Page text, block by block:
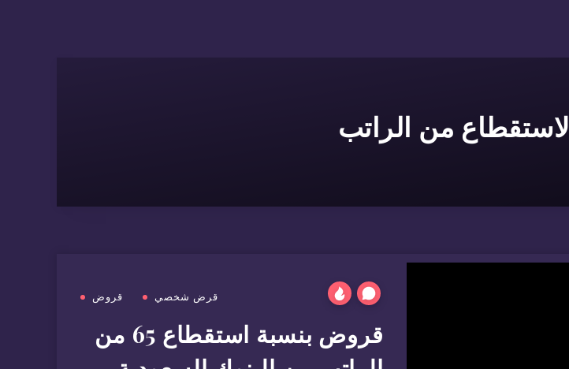
من الراتب
قرض شخصي قروض
قروض بنسبة استقطاع 65 من